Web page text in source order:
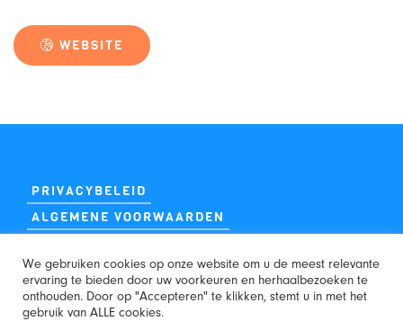
WEBSITE
PRIVACYBELEID
ALGEMENE VOORWAARDEN
We gebruiken cookies op onze website om u de meest relevante
ervaring te bieden door uw voorkeuren en herhaalbezoeken te
onthouden. Door op "Accepteren" te klikken, stemt u in met het
gebruik van ALLE cookies.